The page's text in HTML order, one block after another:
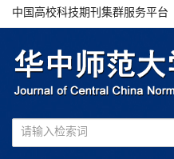
中国高校科技期刊集群服务平台